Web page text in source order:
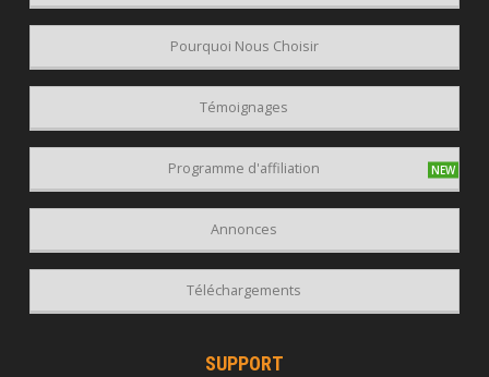
Pourquoi Nous Choisir
Témoignages
Programme d'affiliation
Annonces
Téléchargements
SUPPORT